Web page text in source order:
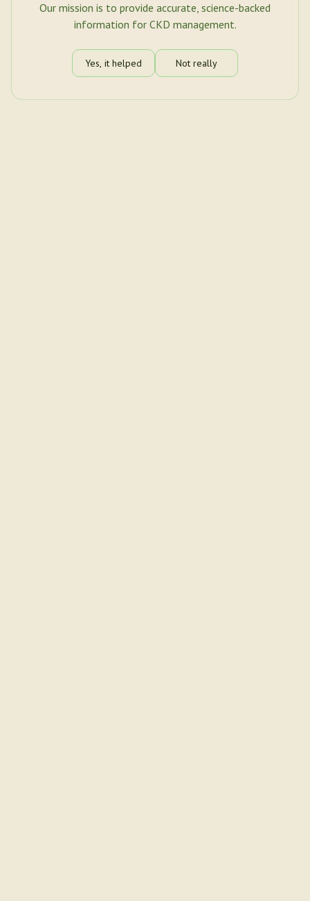
Our mission is to provide accurate, science-backed
information for CKD management.
Yes, it helped Not really